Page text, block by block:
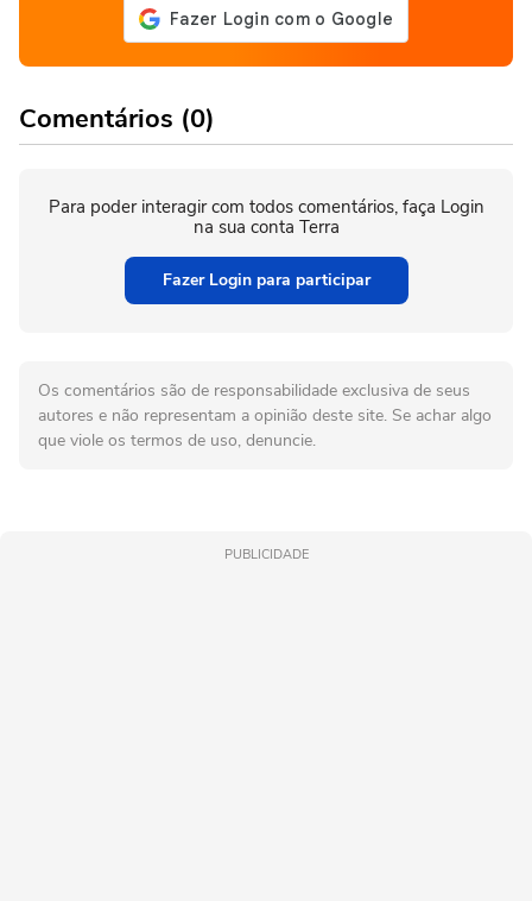
Comentários (0)
Para poder interagir com todos comentários, faça Login
na sua conta Terra
Fazer Login para participar
Os comentários são de responsabilidade exclusiva de seus
autores e não representam a opinião deste site. Se achar algo
que viole os termos de uso, denuncie.
PUBLICIDADE